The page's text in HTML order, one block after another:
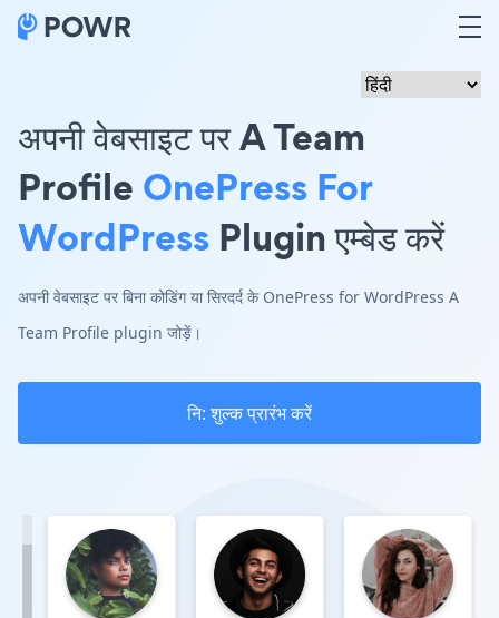
अपनी वेबसाइट पर A Team
Profile OnePress For
WordPress Plugin एम्बेड करें
अपनी वेबसाइट पर बिना कोडिंग या सिरदर्द के OnePress for WordPress A
Team Profile plugin जोड़ें।
नि: शुल्क प्रारंभ करें